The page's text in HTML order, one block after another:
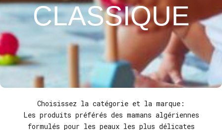
CLASSIQUE
Choisissez la catégorie et la marque:
Les produits préférés des mamans algériennes
formulés pour les peaux les plus délicates